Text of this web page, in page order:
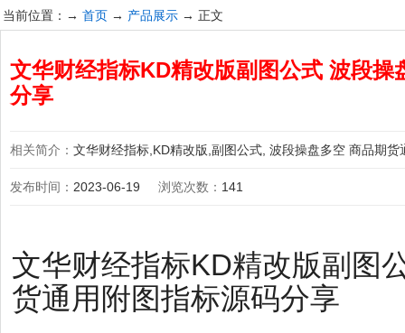
当前位置：→ 首页 → 产品展示 → 正文
文华财经指标KD精改版副图公式 波段
分享
相关简介： 文华财经指标,KD精改版,副图公式, 波段操盘多空 商品期货
发布时间： 2023-06-19 浏览次数： 141
文华财经指标KD精改版副图
货通用附图指标源码分享